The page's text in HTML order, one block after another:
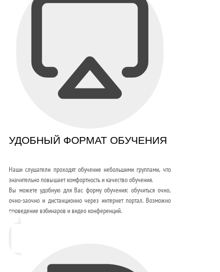
УДОБНЫЙ ФОРМАТ ОБУЧЕНИЯ
Наши слушатели проходят обучение небольшими группами, что
значительно повышает комфортность и качество обучения.
Вы можете удобную для Вас форму обучения: обучиться очно,
очно-заочно и дистанционно через интернет портал. Возможно
проведение вэбинаров и видео конференций.